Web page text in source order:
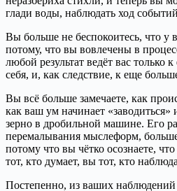
глади воды, наблюдать ход
Вы больше не беспокоитесь, что у
потому, что вы вовлечены в
любой результат ведёт вас
себя, и, как следствие, к еще
Вы всё больше замечаете, как
как ваш ум начинает
зерно в дробильной машине. Его
перемалывания мыслеформ, больше
потому что вы чётко осознаете,
тот, кто думает, вы тот, кто
Постепенно, из ваших